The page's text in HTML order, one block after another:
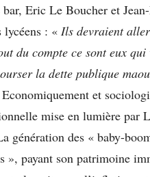
Eric Le Boucher et
: « Ils devraient
du compte ce sont eux
la dette publique
et
mise en lumière par
génération des « baby-
», payant son patrimoine